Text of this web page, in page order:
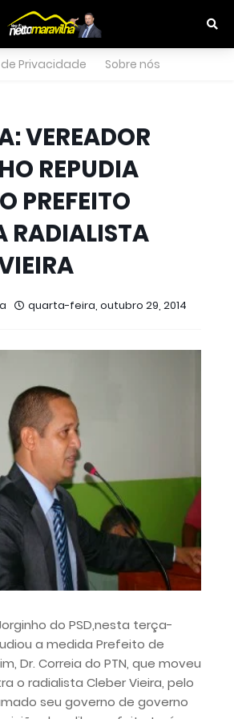
Privacidade Sobre nós
VEREADOR
REPUDIA
PREFEITO
RADIALISTA
quarta-feira, outubro 29, 2014
do PSD,nesta terça-
a medida Prefeito de
Dr. Correia do PTN, que moveu
o radialista Cleber Vieira, pelo
seu governo de governo